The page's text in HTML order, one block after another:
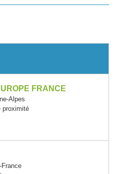
FRANCE
Alpes
proximité